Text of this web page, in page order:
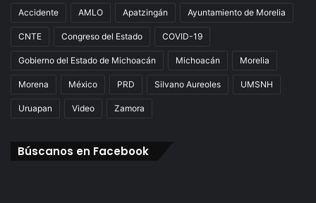
Accidente AMLO Apatzingán Ayuntamiento de Morelia
CNTE Congreso del Estado COVID-19
Gobierno del Estado de Michoacán Michoacán Morelia
Morena México PRD Silvano Aureoles UMSNH
Uruapan Video Zamora
Búscanos en Facebook